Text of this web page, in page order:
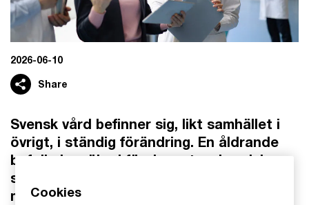
2026-06-10
Share
Svensk vård befinner sig, likt samhället i
övrigt, i ständig förändring. En åldrande
befolkning, ökad förekomst av kroniska
sjukdomar och utmaningar att bemanna
med rätt kompetens över hela landet
Cookies